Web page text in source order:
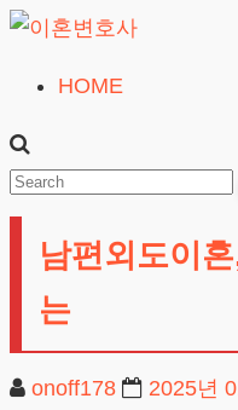
Skip
content
혼
변
호
HOME
남편외도이
는
onoff178 2025년